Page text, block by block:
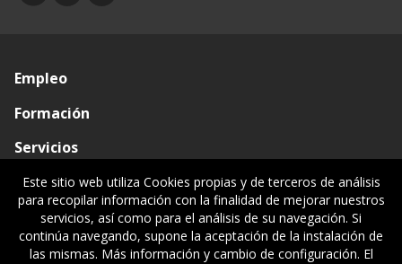
Empleo
Formación
Servicios
Conócenos
Visado de documentos
Ventanilla única
Este sitio web utiliza Cookies propias y de terceros de análisis
para recopilar información con la finalidad de mejorar nuestros
servicios, así como para el análisis de su navegación. Si
continúa navegando, supone la aceptación de la instalación de
las mismas. Más información y cambio de configuración. El